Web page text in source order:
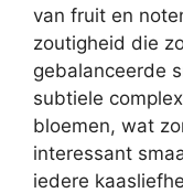
van fruit en
zoutigheid die
gebalanceerde
subtiele
bloemen, wat
interessant
iedere